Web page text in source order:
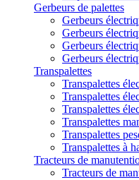
Gerbeurs de palettes
Gerbeurs
Gerbeurs
Gerbeurs
Gerbeurs
Transpalettes
Transpalettes
Transpalettes
Transpalettes
Transpalettes
Transpalettes
Transpalettes à
Tracteurs de
Tracteurs de